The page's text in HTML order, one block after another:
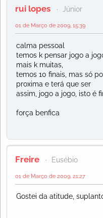
rui lopes Júnior
01 de Março de 2009, 15:39
calma pessoal
temos k pensar jogo a
mais k muitas,
temos 10 finais, mas só
proxima e terá que ser
assim, jogo a jogo, isto é
força benfica
Freire Eusébio
01 de Março de 2009, 21:27
Gostei da atitude,